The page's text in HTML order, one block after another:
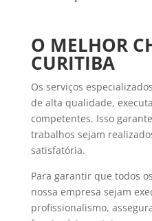
O MELHOR
CURITIBA
Os serviços
de alta qualidade,
competentes. Isso
trabalhos sejam
satisfatória.
Para garantir que todos
nossa empresa sejam
profissionalismo,